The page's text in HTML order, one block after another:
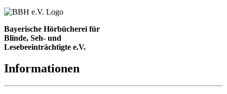
Bayerische Hörbücherei für
Blinde, Seh- und
Lesebeeinträchtigte e.V.
Informationen